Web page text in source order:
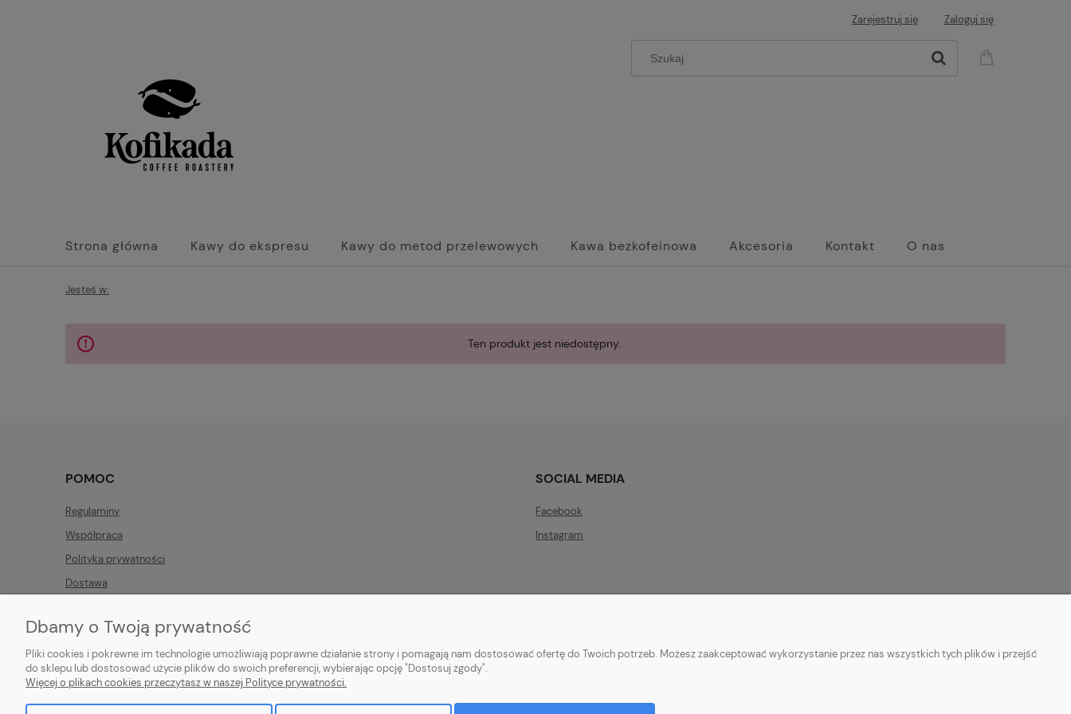
Zarejestruj się Zaloguj się
Strona główna Kawy do ekspresu Kawy do metod przelewowych Kawa bezkofeinowa Akcesoria Kontakt O nas
Jesteś w:
Ten produkt jest niedostępny.
POMOC
Regulaminy
Współpraca
Polityka prywatności
Dostawa
Zwroty i reklamacje
SOCIAL MEDIA
Facebook
Instagram
Dbamy o Twoją prywatność
Pliki cookies i pokrewne im technologie umożliwiają poprawne działanie strony i pomagają nam dostosować ofertę do Twoich potrzeb. Możesz zaakceptować wykorzystanie przez nas wszystkich tych plików i przejść
do sklepu lub dostosować użycie plików do swoich preferencji, wybierając opcję "Dostosuj zgody".
Więcej o plikach cookies przeczytasz w naszej Polityce prywatności.